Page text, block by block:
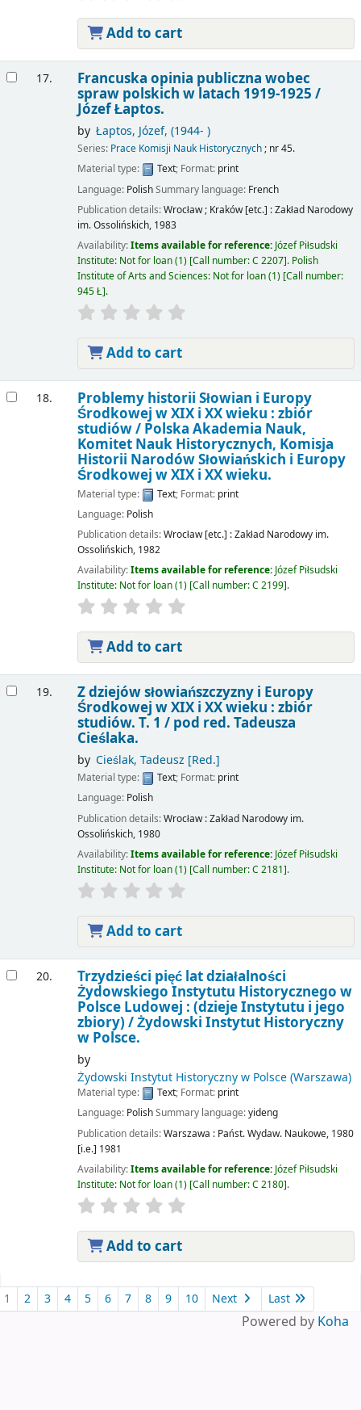
Add to cart
17. Francuska opinia publiczna wobec
spraw polskich w latach 1919-1925 /
Józef Łaptos.
by Łaptos, Józef, (1944- )
Series: Prace Komisji Nauk Historycznych; nr 45.
Material type:
Text; Format: print
Language: PolishSummary language: French
Publication details:Wrocław ; Kraków [etc.] :Zakład Narodowy
im. Ossolińskich, 1983
Availability:Items available for reference: Józef Piłsudski
Institute: Not for loan(1) Call number:C 2207 . Polish
Institute of Arts and Sciences: Not for loan(1) Call number:
945 Ł .
Add to cart
18. Problemy historii Słowian i Europy
Środkowej w XIX i XX wieku : zbiór
studiów / Polska Akademia Nauk,
Komitet Nauk Historycznych, Komisja
Historii Narodów Słowiańskich i Europy
Środkowej w XIX i XX wieku.
Material type: Text; Format: print
Language: Polish
Publication details:Wrocław [etc.] :Zakład Narodowy im.
Ossolińskich, 1982
Availability:Items available for reference: Józef Piłsudski
Institute: Not for loan(1) Call number:C 2199 .
Add to cart
19. Z dziejów słowiańszczyzny i Europy
Środkowej w XIX i XX wieku : zbiór
studiów. T. 1 / pod red. Tadeusza
Cieślaka.
by Cieślak, Tadeusz [Red.]
Material type: Text; Format: print
Language: Polish
Publication details:Wrocław :Zakład Narodowy im.
Ossolińskich, 1980
Availability:Items available for reference: Józef Piłsudski
Institute: Not for loan(1) Call number:C 2181 .
Add to cart
20. Trzydzieści pięć lat działalności
Żydowskiego Instytutu Historycznego w
Polsce Ludowej : (dzieje Instytutu i jego
zbiory) /Żydowski Instytut Historyczny
w Polsce.
by
Żydowski Instytut Historyczny w Polsce (Warszawa)
Material type: Text; Format: print
Language: PolishSummary language:yideng
Publication details:Warszawa : Państ. Wydaw. Naukowe, 1980
[i.e.] 1981
Availability:Items available for reference: Józef Piłsudski
Institute: Not for loan(1) Call number:C 2180 .
Add to cart
1 2 3 4 5 6 7 8 9 10 Next Last
Powered by Koha